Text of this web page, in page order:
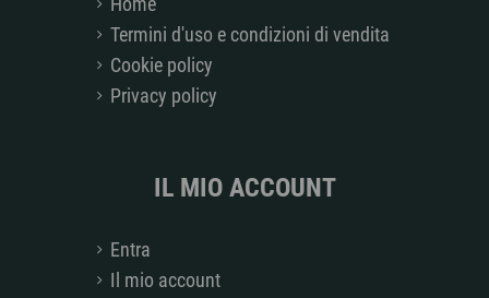
Termini d'uso e condizioni di vendita
Cookie policy
Privacy policy
IL MIO ACCOUNT
Entra
Il mio account